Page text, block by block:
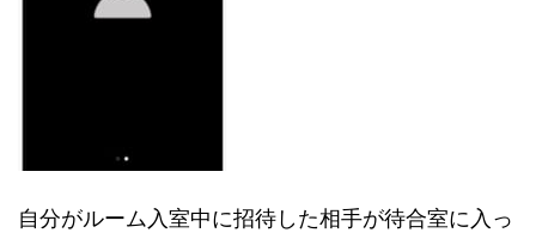
自分がルーム入室中に招待した相手が待合室に入っ